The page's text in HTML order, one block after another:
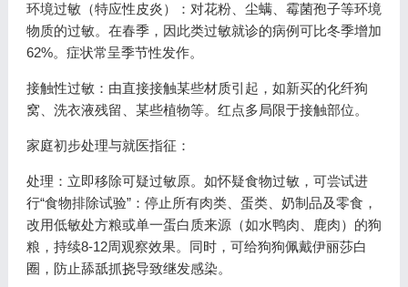
环境过敏（特应性皮炎）：对花粉、尘螨、霉菌孢子等环境
物质的过敏。在春季，因此类过敏就诊的病例可比冬季增加
62%。症状常呈季节性发作。
接触性过敏：由直接接触某些材质引起，如新买的化纤狗
窝、洗衣液残留、某些植物等。红点多局限于接触部位。
家庭初步处理与就医指征：
处理：立即移除可疑过敏原。如怀疑食物过敏，可尝试进
行“食物排除试验”：停止所有肉类、蛋类、奶制品及零食，
改用低敏处方粮或单一蛋白质来源（如水鸭肉、鹿肉）的狗
粮，持续8-12周观察效果。同时，可给狗狗佩戴伊丽莎白
圈，防止舔舐抓挠导致继发感染。